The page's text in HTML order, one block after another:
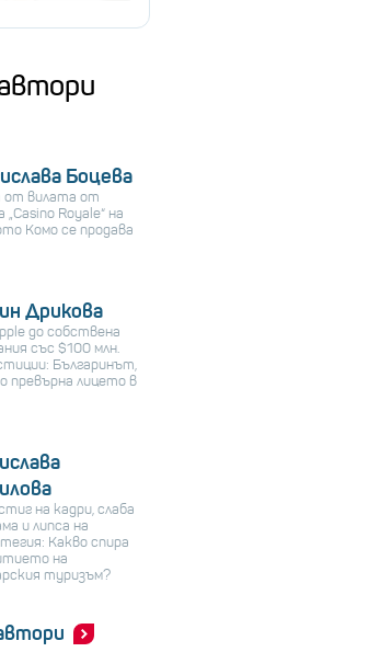
Боцева
от вилата от
„Casino Royale“ на
Комо се продава
Дрикова
до собствена
със $100 млн.
Българинът,
превърна лицето в
на кадри, слаба
и липса на
Какво спира
на
туризъм?